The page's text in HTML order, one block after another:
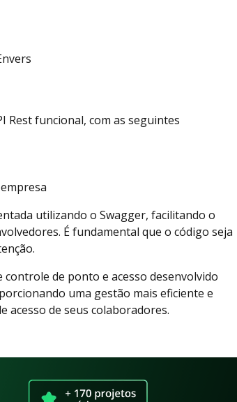
Rest funcional, com as seguintes
utilizando o Swagger, facilitando o
É fundamental que o código seja
de ponto e acesso desenvolvido
uma gestão mais eficiente e
acesso de seus colaboradores.